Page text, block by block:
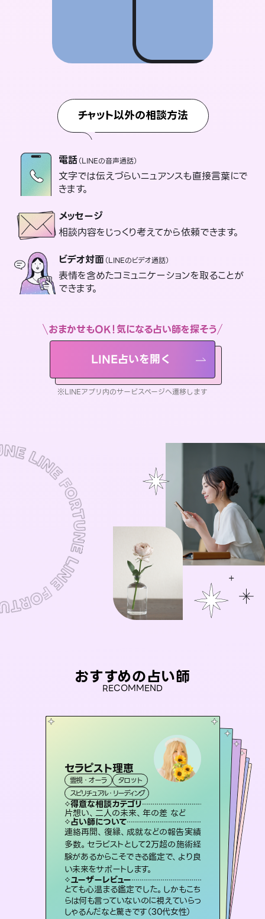
チャット以外の相談方法
電話（LINEの音声通話）
文字では伝えづらいニュアンスも直接言葉にで
きます。
メッセージ
相談内容をじっくり考えてから依頼できます。
ビデオ対面（LINEのビデオ通話）
表情を含めたコミュニケーションを取ることが
できます。
おまかせもOK！気になる占い師を探そう
LINE占いを開く
※LINEアプリ内のサービスページへ遷移します
おすすめの占い師
RECOMMEND
セラピスト理恵
霊視・オーラ
タロット
スピリチュアル・リーディング
得意な相談カテゴリ
片想い、二人の未来、年の差 など
占い師について
連絡再開、復縁、成就などの報告実績
多数。セラピストとして2万超の施術経
験があるからこそできる鑑定で、より良
い未来をサポートします。
ユーザーレビュー
とても心温まる鑑定でした。しかもこち
らは何も言っていないのに視えていらっ
しゃるんだなと驚きです（30代女性）
彗望（すいぼう）
霊視・オーラ 透視
スピリチュアル・リーディング
得意な相談カテゴリ
片想い、あの人の気持ち、復縁 など
占い師について
3,700年以上の歴史を持つ東洋最古の
占術「易占」で詳細まで占い、幸せへ向
かう道筋を示します。厳しい結果にも具
体的な対策をお伝えします。
ユーザーレビュー
複雑な背景もしっかり聞いて鑑定して
いただけました。気持ちが楽になりまし
た（50代 女性）
アイリス -iris-
西洋占星術 タロット
ルーン
得意な相談カテゴリ
恋愛総合、片想い、二人の未来 など
占い師について
復縁、恋愛、不倫の行方、同性愛や片
思い、仕事関係や借金問題まで知りた
いことや心の負担になっていることを
紐解き、背中をそっと押して導きます。
ユーザーレビュー
安心感のあり、言い切ってくれる所や濁
さない鑑定のおかげで、毎回自分の気
持ちを整えられます（30代 男性）
桃源珠羽 とうげんみう
霊視・オーラ
スピリチュアル・リーディング
得意な相談カテゴリ
片想い、あの人の気持ち、復縁 など
占い師について
恋愛のお悩みの中でも特に「曖昧な関係」の相談を得意としており、友達以上恋人未満なお相手との今後や本音を丁寧に読み解き恋愛成就へと導きます。
ユーザーレビュー
鑑定していただいてアドバイス通りに行
動すると仲が復活してきました。ありが
とうございました（40代 女性）
未来視師＊花
霊視・オーラ
スピリチュアル・リーディング
得意な相談カテゴリ
出逢い、片想い、復縁 など
占い師について
未来には何パターンもの選択肢があり
ます。不安で視えにくくなっているあな
たの素敵な未来を見つけ、その未来を
選択できるようアドバイスします。
ユーザーレビュー
職場の人の性質や人間関係、本心など
本当によく視えていてびっくり。対策が
打てて前向きになれます（40代）
おう 霊感オラクル
霊視・オーラ
オラクルカード
得意な相談カテゴリ
恋愛総合、あの人の気持ち など
占い師について
霊視×オラクルカードを使って「今」と
「未来」そして「気になるあの人の気持
ち」まで丁寧に読み解き、恋や人生のヒ
ントを優しく引き出します。
ユーザーレビュー
不安な気持ちが嘘みたいに晴れまし
た…！よく視えていらっしゃるんだなと
感じました（40代 女性）